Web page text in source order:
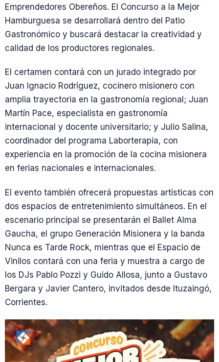
Emprendedores Obereños. El Concurso a la Mejor
Hamburguesa se desarrollará dentro del Patio
Gastronómico y buscará destacar la creatividad y
calidad de los productores regionales.
El certamen contará con un jurado integrado por
Juan Ignacio Rodríguez, cocinero misionero con
amplia trayectoria en la gastronomía regional; Juan
Martín Pace, especialista en gastronomía
internacional y docente universitario; y Julio Salina,
coordinador del programa Laborterapia, con
experiencia en la promoción de la cocina misionera
en ferias nacionales e internacionales.
El evento también ofrecerá propuestas artísticas con
dos espacios de entretenimiento simultáneos. En el
escenario principal se presentarán el Ballet Alma
Gaucha, el grupo Generación Misionera y la banda
Nunca es Tarde Rock, mientras que el Espacio de
Vinilos contará con una feria y muestra a cargo de
los DJs Pablo Pozzi y Guido Allosa, junto a Gustavo
Bergara y Javier Cantero, invitados desde Ituzaingó,
Corrientes.